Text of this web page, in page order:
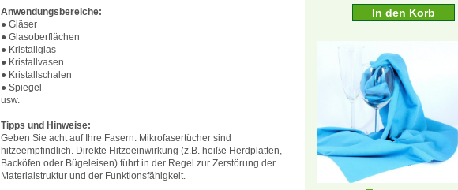
Anwendungsbereiche:
● Gläser
● Glasoberflächen
● Kristallglas
● Kristallvasen
● Kristallschalen
● Spiegel
usw.
Tipps und Hinweise:
Geben Sie acht auf Ihre Fasern: Mikrofasertücher sind
hitzeempfindlich. Direkte Hitzeeinwirkung (z.B. heiße Herdplatten,
Backöfen oder Bügeleisen) führt in der Regel zur Zerstörung der
Materialstruktur und der Funktionsfähigkeit.